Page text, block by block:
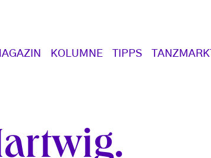
navigation
KOLUMNE TIPPS TANZMARKT